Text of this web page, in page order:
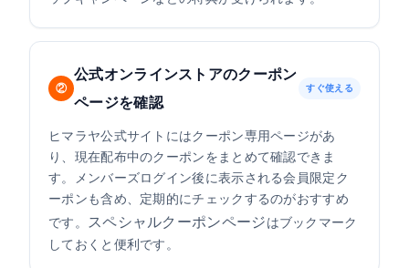
②
公式オンラインストアのクーポン
ページを確認
すぐ使える
ヒマラヤ公式サイトにはクーポン専用ページがあ
り、現在配布中のクーポンをまとめて確認できま
す。メンバーズログイン後に表示される会員限定ク
ーポンも含め、定期的にチェックするのがおすすめ
です。 スペシャルクーポンページはブックマーク
しておくと便利です。